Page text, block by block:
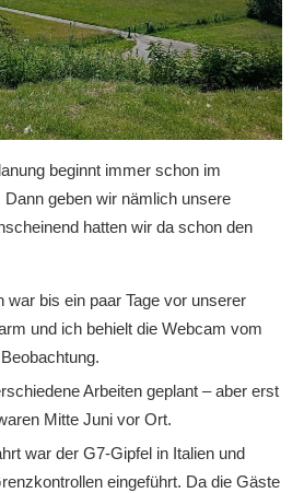
beginnt immer schon im
geben wir nämlich unsere
hatten wir da schon den
war bis ein paar Tage vor unserer
und ich behielt die Webcam vom
Arbeiten geplant – aber erst
Mitte Juni vor Ort.
war der G7-Gipfel in Italien und
eingeführt. Da die Gäste